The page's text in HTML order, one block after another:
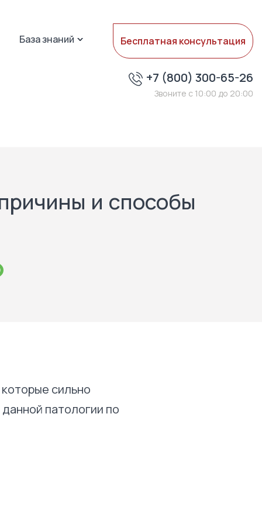
База знаний Бесплатная консультация
+7 (800) 300-65-26
Звоните с 10:00 до 20:00
и способы
сильно
патологии по